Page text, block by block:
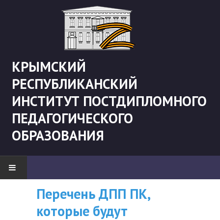
КРЫМСКИЙ
РЕСПУБЛИКАНСКИЙ
ИНСТИТУТ ПОСТДИПЛОМНОГО
ПЕДАГОГИЧЕСКОГО
ОБРАЗОВАНИЯ
НОВОСТИ
"Боевая" русистика
ВНИМАНИЮ
СЛУШАТЕЛЕЙ, У
Перечень ДПП ПК,
которые будут